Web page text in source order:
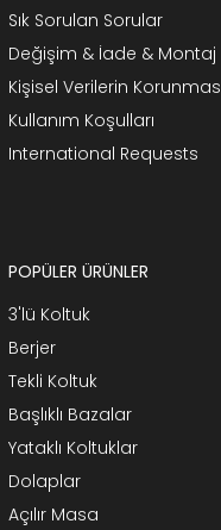
Sık Sorulan Sorular
Değişim & İade & Montaj
Kişisel Verilerin
Kullanım Koşulları
International Requests
POPÜLER ÜRÜNLER
3'lü Koltuk
Berjer
Tekli Koltuk
Başlıklı Bazalar
Yataklı Koltuklar
Dolaplar
Açılır Masa